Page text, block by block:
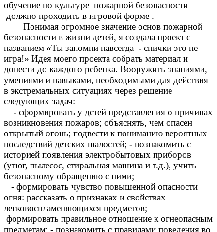
обучение по культуре пожарной безопасности
должно проходить в игровой форме .
Понимая огромное значение основ пожарной
безопасности в жизни детей, я создала проект с
названием «Ты запомни навсегда - спички это не
игра!» Идея моего проекта собрать материал и
донести до каждого ребенка. Вооружить знаниями,
умениями и навыками, необходимыми для действия
в экстремальных ситуациях через решение
следующих задач:
- сформировать у детей представления о причинах
возникновения пожаров; объяснять, чем опасен
открытый огонь; подвести к пониманию вероятных
последствий детских шалостей; - познакомить с
историей появления электробытовых приборов
(утюг, пылесос, стиральная машина и т.д.), учить
безопасному обращению с ними;
- формировать чувство повышенной опасности
огня: рассказать о признаках и свойствах
легковоспламеняющихся предметов;
формировать правильное отношение к огнеопасным
предметам; - познакомить с правилами поведения во